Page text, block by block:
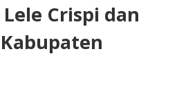
Crispi dan